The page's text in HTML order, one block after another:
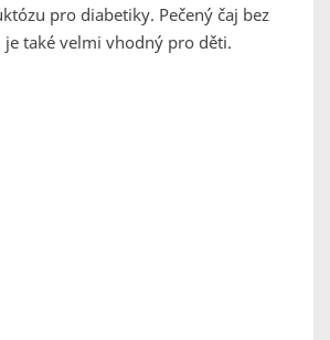
pro diabetiky. Pečený čaj bez
také velmi vhodný pro děti.